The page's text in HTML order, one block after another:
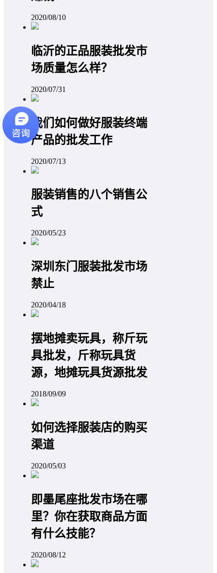
2020/08/10
临沂的正品服装批发市
场质量怎么样？
2020/07/31
我们如何做好服装终端
产品的批发工作
2020/07/13
服装销售的八个销售公
式
2020/05/23
深圳东门服装批发市场
禁止
2020/04/18
摆地摊卖玩具，称斤玩
具批发，斤称玩具货
源，地摊玩具货源批发
2018/09/09
如何选择服装店的购买
渠道
2020/05/03
即墨尾座批发市场在哪
里？你在获取商品方面
有什么技能？
2020/08/12